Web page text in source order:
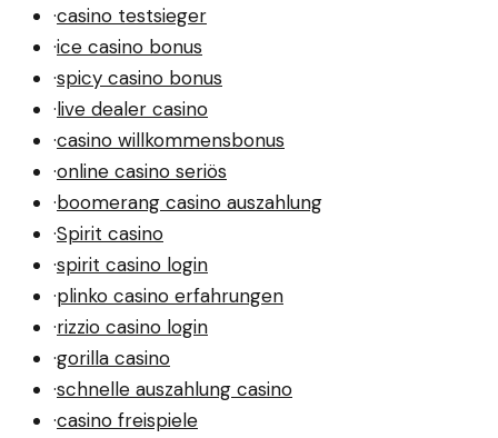
·casino testsieger
·ice casino bonus
·spicy casino bonus
·live dealer casino
·casino willkommensbonus
·online casino seriös
·boomerang casino auszahlung
·Spirit casino
·spirit casino login
·plinko casino erfahrungen
·rizzio casino login
·gorilla casino
·schnelle auszahlung casino
·casino freispiele